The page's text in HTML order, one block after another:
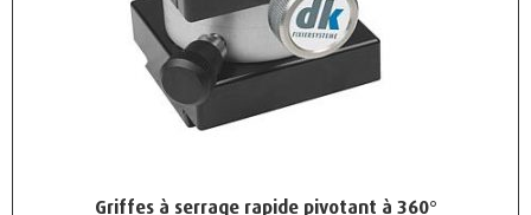
Griffes à serrage rapide pivotant à 360°